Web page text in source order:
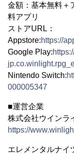
金額：基本無料
料アプリ
ストアURL：
Appstore:https://
Google Play:
Nintendo Switch:
000005347
■運営企業
株式会社ウインラ
https://
エレメンタルナイ